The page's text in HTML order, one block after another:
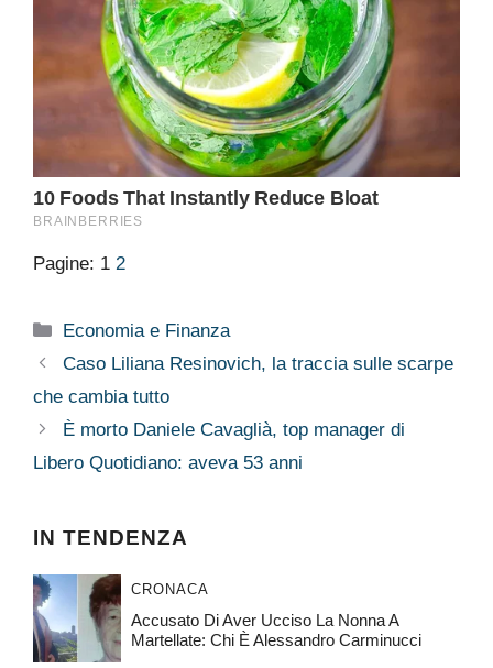
Pagine: 1 2
Categorie
Economia e Finanza
Caso Liliana Resinovich, la traccia sulle scarpe
che cambia tutto
È morto Daniele Cavaglià, top manager di
Libero Quotidiano: aveva 53 anni
IN TENDENZA
CRONACA
Accusato Di Aver Ucciso La Nonna A
Martellate: Chi È Alessandro Carminucci